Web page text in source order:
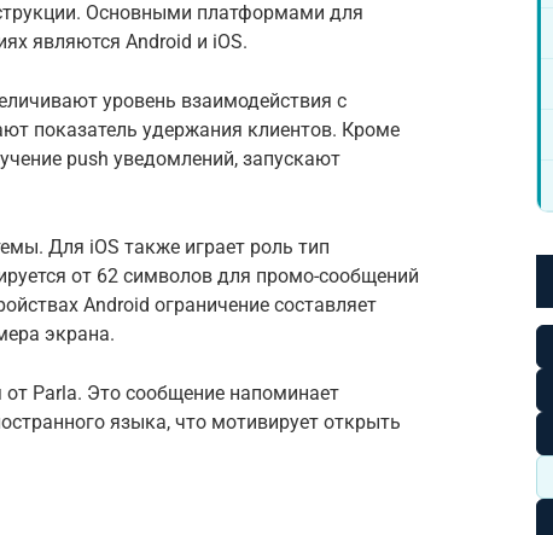
Основными платформами для
являются Android и iOS.
уровень взаимодействия с
показатель удержания клиентов. Кроме
push уведомлений, запускают
Для iOS также играет роль тип
от 62 символов для промо-сообщений
Android ограничение составляет
экрана.
Parla. Это сообщение напоминает
языка, что мотивирует открыть